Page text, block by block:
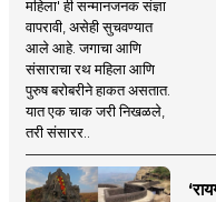
महिला' ही सन्मानजनक संज्ञा
वापरावी, असेही सुचवण्यात
आले आहे. जगाचा आणि
संसाराचा रथ महिला आणि
पुरुष बरोबरीने हाकत असतात.
यात एक चाक जरी निखळले,
तरी संसारर..